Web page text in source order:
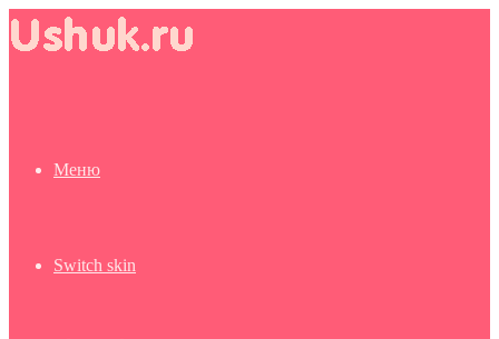
Меню
Switch skin